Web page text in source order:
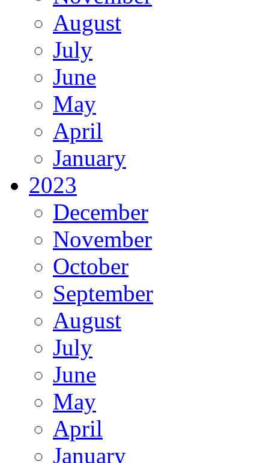
August
July
June
May
April
January
2023
December
November
October
September
August
July
June
May
April
January